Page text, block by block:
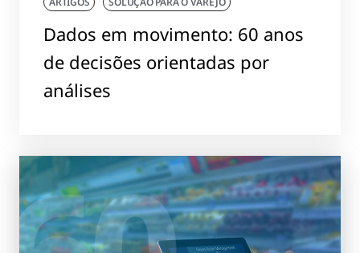
Dados em movimento: 60 anos
de decisões orientadas por
análises